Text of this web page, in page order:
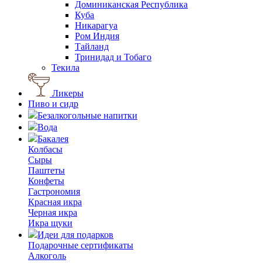
Доминиканская Республика
Куба
Никарагуа
Ром Индия
Тайланд
Тринидад и Тобаго
Текила
Ликеры
Пиво и сидр
Безалкогольные напитки
Вода
Бакалея
Колбасы
Сыры
Паштеты
Конфеты
Гастрономия
Красная икра
Черная икра
Икра щуки
Идеи для подарков
Подарочные сертификаты
Алкоголь